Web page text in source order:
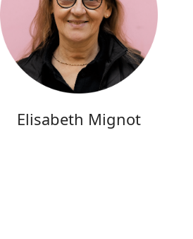
Elisabeth Mignot